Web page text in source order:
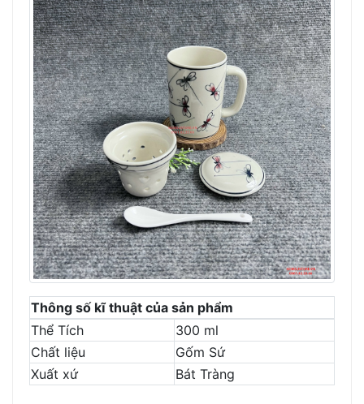
Thông số kĩ thuật của sản phẩm
Thể Tích
300 ml
Chất liệu
Gốm Sứ
Xuất xứ
Bát Tràng